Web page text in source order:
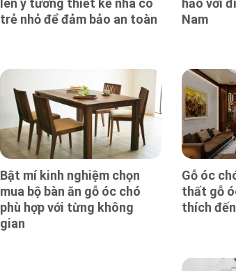
lên ý tưởng thiết kế nhà có
trẻ nhỏ để đảm bảo an toàn
hảo với
Nam
Bật mí kinh nghiệm chọn
mua bộ bàn ăn gỗ óc chó
phù hợp với từng không
gian
Gỗ óc
thất gỗ
thích